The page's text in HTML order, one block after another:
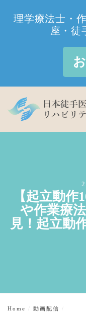
理学療法士・
座・徒
【起立動
や作業療
見！起立動
Home 動画配信